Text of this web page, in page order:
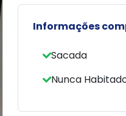
- Grupo Imobiliário
- Agil imoveis (44)
Informações
Sacada
Nunca